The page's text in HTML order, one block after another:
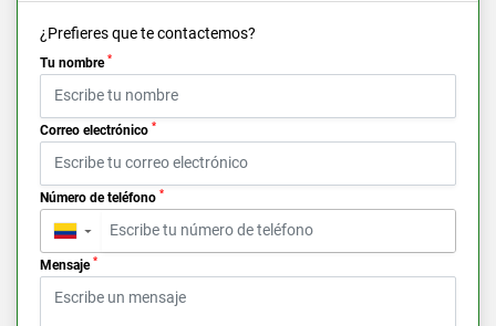
¿Prefieres que te contactemos?
Tu nombre *
Correo electrónico *
Número de teléfono *
▼
Mensaje *